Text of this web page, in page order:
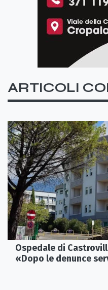
ARTICOLI
Ospedale di
«Dopo le denunce